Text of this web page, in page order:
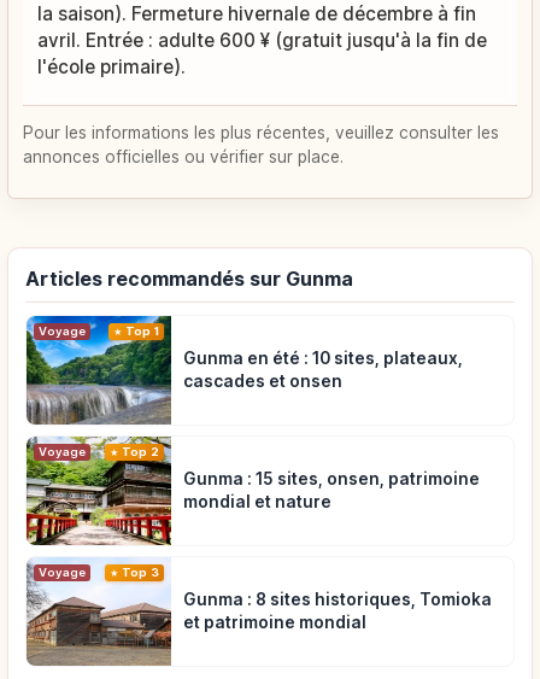
la saison). Fermeture hivernale de décembre à fin
avril. Entrée : adulte 600 ¥ (gratuit jusqu'à la fin de
l'école primaire).
Pour les informations les plus récentes, veuillez consulter les
annonces officielles ou vérifier sur place.
Articles recommandés sur Gunma
Voyage Top 1
Gunma en été : 10 sites, plateaux,
cascades et onsen
Voyage Top 2
Gunma : 15 sites, onsen, patrimoine
mondial et nature
Voyage Top 3
Gunma : 8 sites historiques, Tomioka
et patrimoine mondial